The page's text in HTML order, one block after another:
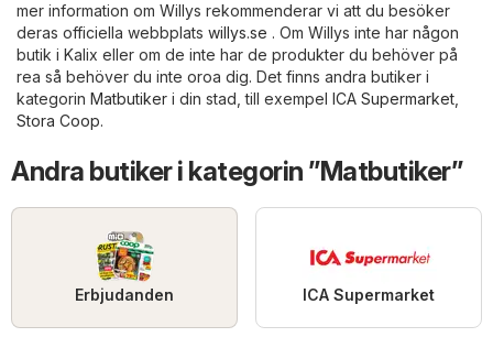
mer information om Willys rekommenderar vi att du besöker
deras officiella webbplats willys.se . Om Willys inte har någon
butik i Kalix eller om de inte har de produkter du behöver på
rea så behöver du inte oroa dig. Det finns andra butiker i
kategorin Matbutiker i din stad, till exempel ICA Supermarket
Stora Coop.
Andra butiker i kategorin ”Matbutiker”
Erbjudanden ICA Supermarket